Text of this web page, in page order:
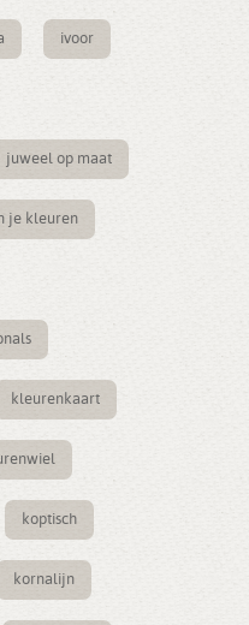
ivoor
juweel op maat
je kleuren
kleurenkaart
koptisch
kornalijn